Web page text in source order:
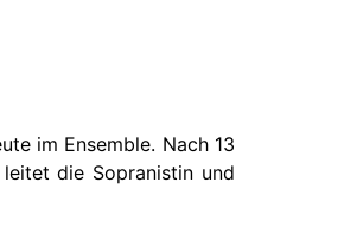
im Ensemble. Nach 13
die Sopranistin und